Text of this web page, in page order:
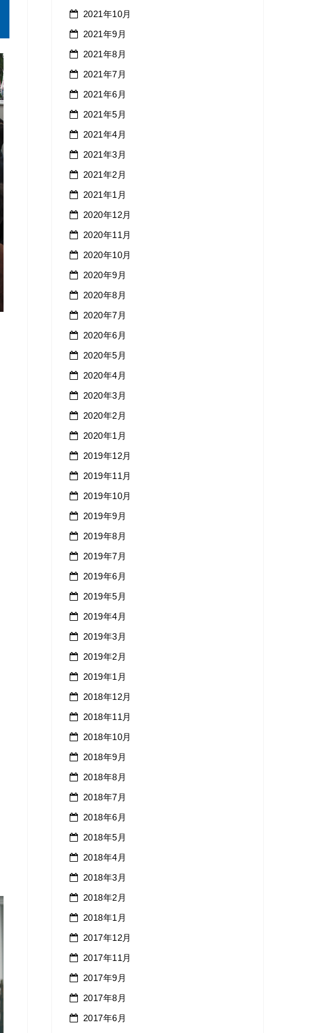
2021年10月
2021年9月
2021年8月
2021年7月
2021年6月
2021年5月
2021年4月
2021年3月
2021年2月
2021年1月
2020年12月
2020年11月
2020年10月
2020年9月
2020年8月
2020年7月
2020年6月
2020年5月
2020年4月
2020年3月
2020年2月
2020年1月
2019年12月
2019年11月
2019年10月
2019年9月
2019年8月
2019年7月
2019年6月
2019年5月
2019年4月
2019年3月
2019年2月
2019年1月
2018年12月
2018年11月
2018年10月
2018年9月
2018年8月
2018年7月
2018年6月
2018年5月
2018年4月
2018年3月
2018年2月
2018年1月
2017年12月
2017年11月
2017年9月
2017年8月
2017年6月